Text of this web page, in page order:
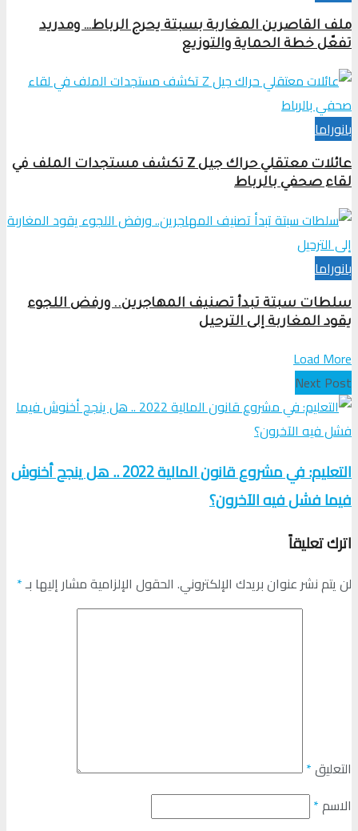
ملف القاصرين المغاربة بسبتة يحرج الرباط… ومدريد
تفعّل خطة الحماية والتوزيع
بانوراما
عائلات معتقلي حراك جيل Z تكشف مستجدات الملف في
لقاء صحفي بالرباط
بانوراما
سلطات سبتة تبدأ تصنيف المهاجرين.. ورفض اللجوء
يقود المغاربة إلى الترحيل
Load More
Next Post
التعليم: في مشروع قانون المالية 2022 .. هل ينجح أخنوش
فيما فشل فيه الآخرون؟
اترك تعليقاً
لن يتم نشر عنوان بريدك الإلكتروني. الحقول الإلزامية مشار إليها بـ*
التعليق*
الاسم*